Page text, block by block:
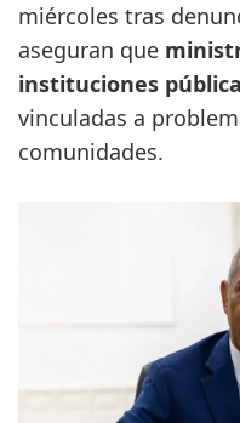
miércoles tras
aseguran que
instituciones
vinculadas a
comunidades.